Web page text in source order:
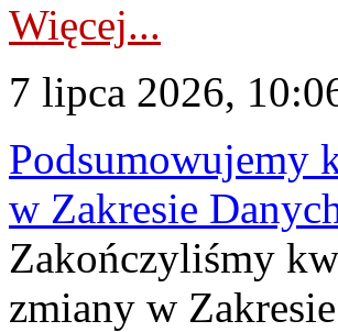
Więcej...
7 lipca 2026,
Podsumowujemy
w Zakresie
Zakończyliśmy
zmiany w